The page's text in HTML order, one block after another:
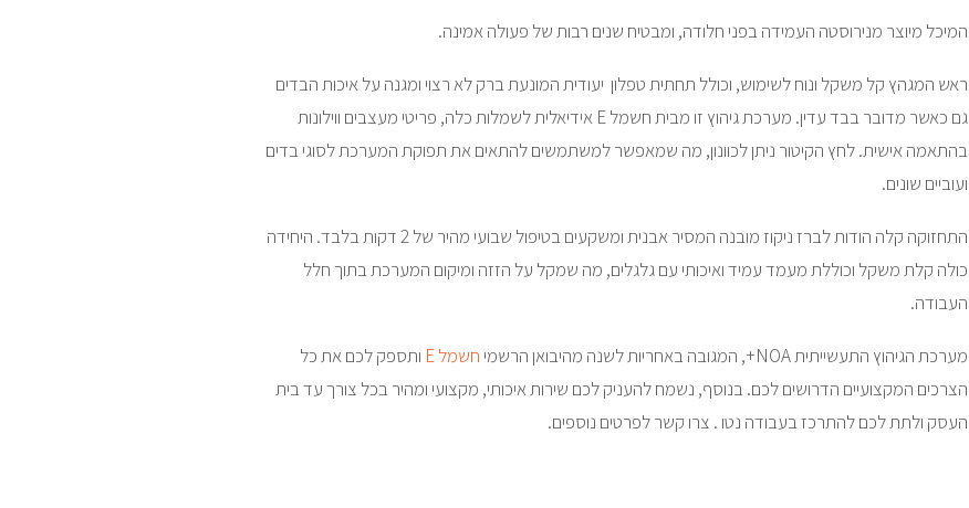
המיכל מיוצר מנירוסטה העמידה בפני חלודה, ומבטיח שנים רבות של פעולה אמינה.
ראש המגהץ קל משקל ונוח לשימוש, וכולל תחתית טפלון יעודית המונעת ברק לא רצוי ומגנה על איכות הבדים
גם כאשר מדובר בבד עדין. מערכת גיהוץ זו מבית חשמל E אידיאלית לשמלות כלה, פריטי מעצבים ווילונות
בהתאמה אישית. לחץ הקיטור ניתן לכוונון, מה שמאפשר למשתמשים להתאים את תפוקת המערכת לסוגי בדים
ועוביים שונים.
התחזוקה קלה הודות לברז ניקוז מובנה המסיר אבנית ומשקעים בטיפול שבועי מהיר של 2 דקות בלבד. היחידה
כולה קלת משקל וכוללת מעמד עמיד ואיכותי עם גלגלים, מה שמקל על הזזה ומיקום המערכת בתוך חלל
העבודה.
מערכת הגיהוץ התעשייתית NOA+, המגובה באחריות לשנה מהיבואן הרשמי חשמל E ותספק לכם את כל
הצרכים המקצועיים הדרושים לכם. בנוסף, נשמח להעניק לכם שירות איכותי, מקצועי ומהיר בכל צורך עד בית
העסק ולתת לכם להתרכז בעבודה נטו . צרו קשר לפרטים נוספים.